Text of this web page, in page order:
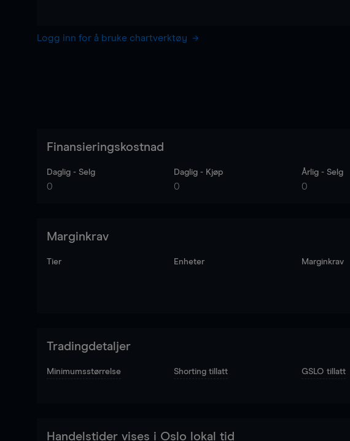
Logg inn for å bruke chartverktøy
Finansieringskostnad
Daglig - Selg
0
Daglig - Kjøp
0
Årlig - Selg
0
Marginkrav
Tier Enheter Marginkrav
Tradingdetaljer
Minimumsstørrelse Shorting tillatt GSLO tillatt
Handelstider vises i Oslo lokal tid